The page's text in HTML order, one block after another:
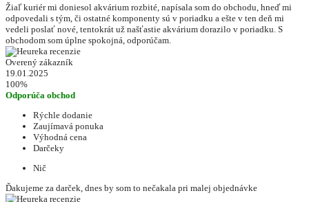
Žiaľ kuriér mi doniesol akvárium rozbité, napísala som do obchodu, hneď mi
odpovedali s tým, či ostatné komponenty sú v poriadku a ešte v ten deň mi
vedeli poslať nové, tentokrát už našťastie akvárium dorazilo v poriadku. S
obchodom som úplne spokojná, odporúčam.
Overený zákazník
19.01.2025
100%
Odporúča obchod
Rýchle dodanie
Zaujímavá ponuka
Výhodná cena
Darčeky
Nič
Ďakujeme za darček, dnes by som to nečakala pri malej objednávke